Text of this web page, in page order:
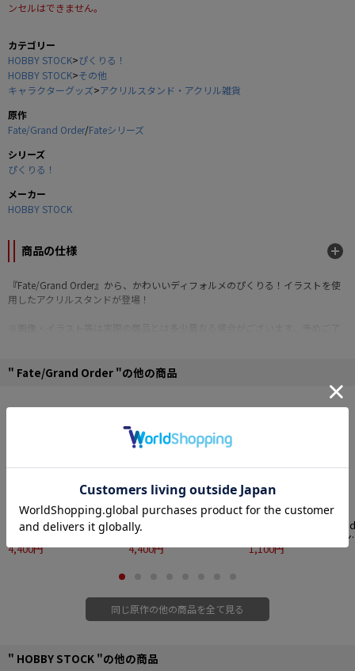
ンセルはできません。
カテゴリー
HOBBY STOCK>ぴくりる！
HOBBY STOCK>その他
キャラクターグッズ>アクリルスタンド・アクリル雑貨
原作
Fate/Grand Order/Fateシリーズ
シリーズ
ぴくりる！
メーカー
HOBBY STOCK
商品の仕様
『Fate/Grand Order』から、かわいいディフォルメのぴくりる！イラストを使
用したアクリルスタンドが登場！
■サイズ：縦約89mm×横約86mm キャラクターによって多少異なります。
" Fate/Grand Order "の他の商品
【HS特典付き】ぴくり
る！ Fate/Grand Order
トレーディング缶バッジ
4,400円
【HS特典付き】
る！ Fate/Grand Order
トレーディング缶バッジ
4,400円
ぴくりる！ Fate/Grand
Order アクリルスタン
vol.7 マスター/主人公
1,100円
同じ原作の他の商品を全て見る
" HOBBY STOCK "の他の商品